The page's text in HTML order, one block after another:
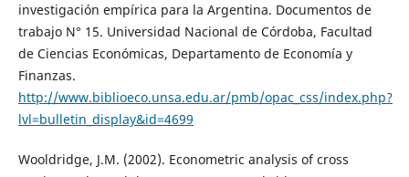
investigación empírica para la Argentina. Documentos de
trabajo N° 15. Universidad Nacional de Córdoba, Facultad
de Ciencias Económicas, Departamento de Economía y
Finanzas.
http://www.biblioeco.unsa.edu.ar/pmb/opac_css/index.php?
lvl=bulletin_display&id=4699
Wooldridge, J.M. (2002). Econometric analysis of cross